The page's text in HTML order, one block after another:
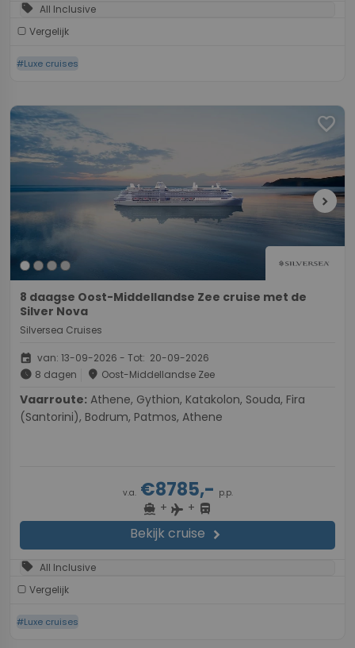
sell All Inclusive
Vergelijk
#Luxe cruises
favorite
chevron_right
8 daagse Oost-Middellandse Zee cruise met de
Silver Nova
Silversea Cruises
event van: 13-09-2026 - Tot: 20-09-2026
schedule 8 dagen place Oost-Middellandse Zee
Vaarroute:
(Santorini), Bodrum, Patmos, Athene
v.a.€8785,- p.p.
directions_boat + flight + directions_bus
Bekijk cruise chevron_right
sell All Inclusive
Vergelijk
#Luxe cruises